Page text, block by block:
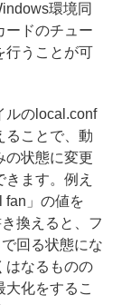
環境同
ードのチュー
行うことが可
のlocal.conf
ることで、動
の状態に変更
ます。例え
fan」の値を
き換えると、フ
回る状態にな
はなるものの
大化をするこ